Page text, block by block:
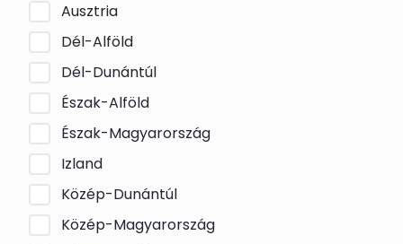
Ausztria
Dél-Alföld
Dél-Dunántúl
Észak-Alföld
Észak-Magyarország
Izland
Közép-Dunántúl
Közép-Magyarország